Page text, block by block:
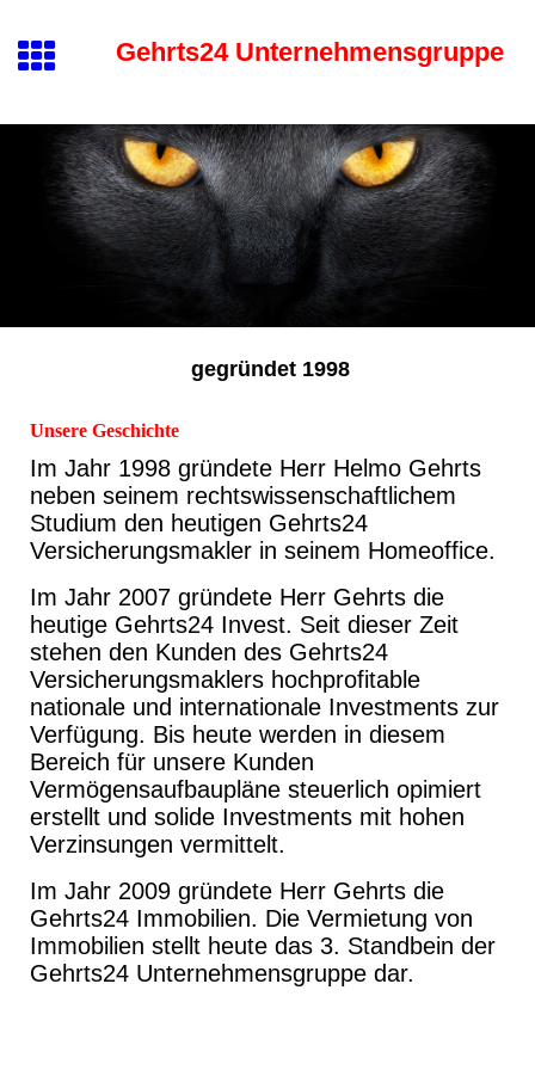
Gehrts24 Unternehmensgruppe
gegründet 1998
Unsere Geschichte
Im Jahr 1998 gründete Herr Helmo Gehrts
neben seinem rechtswissenschaftlichem
Studium den heutigen Gehrts24
Versicherungsmakler in seinem Homeoffice.
Im Jahr 2007 gründete Herr Gehrts die
heutige Gehrts24 Invest. Seit dieser Zeit
stehen den Kunden des Gehrts24
Versicherungsmaklers hochprofitable
nationale und internationale Investments zur
Verfügung. Bis heute werden in diesem
Bereich für unsere Kunden
Vermögensaufbaupläne steuerlich opimiert
erstellt und solide Investments mit hohen
Verzinsungen vermittelt.
Im Jahr 2009 gründete Herr Gehrts die
Gehrts24 Immobilien. Die Vermietung von
Immobilien stellt heute das 3. Standbein der
Gehrts24 Unternehmensgruppe dar.